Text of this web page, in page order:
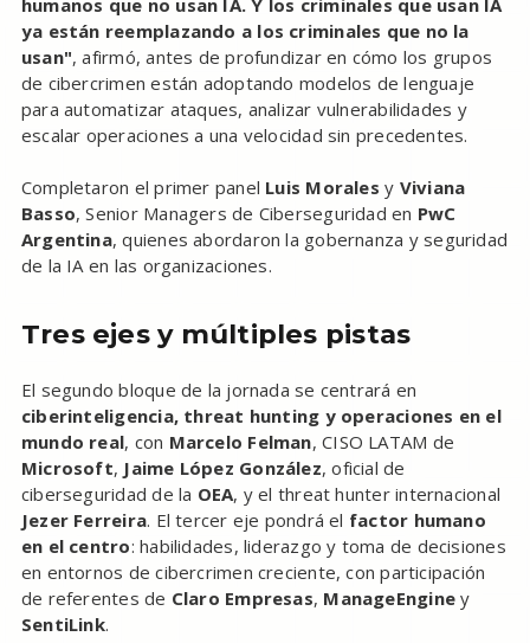
ya están reemplazando a los criminales que no la
usan", afirmó, antes de profundizar en cómo los grupos
de cibercrimen están adoptando modelos de lenguaje
para automatizar ataques, analizar vulnerabilidades y
escalar operaciones a una velocidad sin precedentes.
Completaron el primer panel Luis Morales y Viviana
Basso, Senior Managers de Ciberseguridad en PwC
Argentina, quienes abordaron la gobernanza y seguridad
de la IA en las organizaciones.
Tres ejes y múltiples pistas
El segundo bloque de la jornada se centrará en
ciberinteligencia, threat hunting y operaciones en el
mundo real, con Marcelo Felman, CISO LATAM de
Microsoft, Jaime López González, oficial de
ciberseguridad de la OEA, y el threat hunter internacional
Jezer Ferreira. El tercer eje pondrá el factor humano
en el centro: habilidades, liderazgo y toma de decisiones
en entornos de cibercrimen creciente, con participación
de referentes de Claro Empresas, ManageEngine y
SentiLink.